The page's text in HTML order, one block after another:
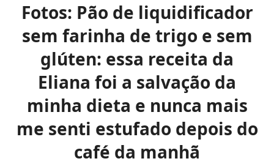
Fotos: Pão de liquidificador
sem farinha de trigo e sem
glúten: essa receita da
Eliana foi a salvação da
minha dieta e nunca mais
me senti estufado depois do
café da manhã